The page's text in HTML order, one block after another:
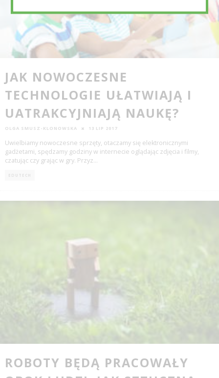
JAK NOWOCZESNE
TECHNOLOGIE UŁATWIAJĄ I
UATRAKCYJNIAJĄ NAUKĘ?
OLGA SMUSZ-KLONOWSKA 13 LIP 2017
Uwielbiamy nowoczesne sprzęty, otaczamy się elektronicznymi
gadżetami, spędzamy godziny w internecie oglądając zdjęcia i filmy,
czatując czy grając w gry. Przyz...
EDUTECH
ROBOTY BĘDĄ PRACOWAŁY